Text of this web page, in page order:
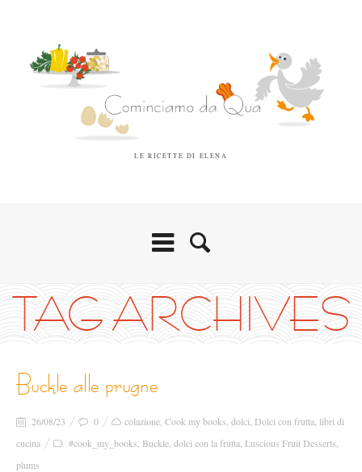
LE RICETTE DI ELENA
TAG ARCHIVES
buckle alle prugne
26/08/23 0 colazione Cook my books dolci Dolci con frutta libri di
cucina
#cook_my_books Buckle dolci con la frutta Luscious Fruit Desserts
plums